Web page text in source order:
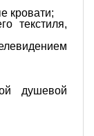
кровати;
текстиля,
душевой